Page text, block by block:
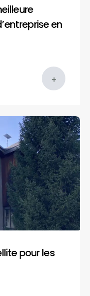
en
pour les